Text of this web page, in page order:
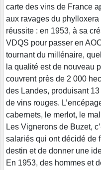
carte des vins de France
aux ravages du
réussite : en 1953, à sa
VDQS pour passer en
tournant du millénaire,
la qualité est de nouveau
couvrent près de 2 000
des Landes, produisant
de vins rouges.
cabernets, le merlot, le
Les Vignerons de Buzet,
salariés qui ont décidé de
destin et de donner une
En 1953, des hommes et